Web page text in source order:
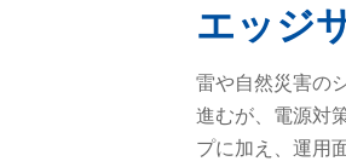
エッジ
雷や自然災害の
進むが、電源対
プに加え、運用